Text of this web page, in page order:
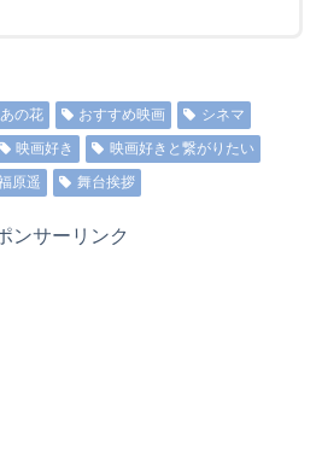
あの花 おすすめ映画
シネマ
映画好き
映画好きと繋がりたい
原遥 舞台挨拶
ンサーリンク